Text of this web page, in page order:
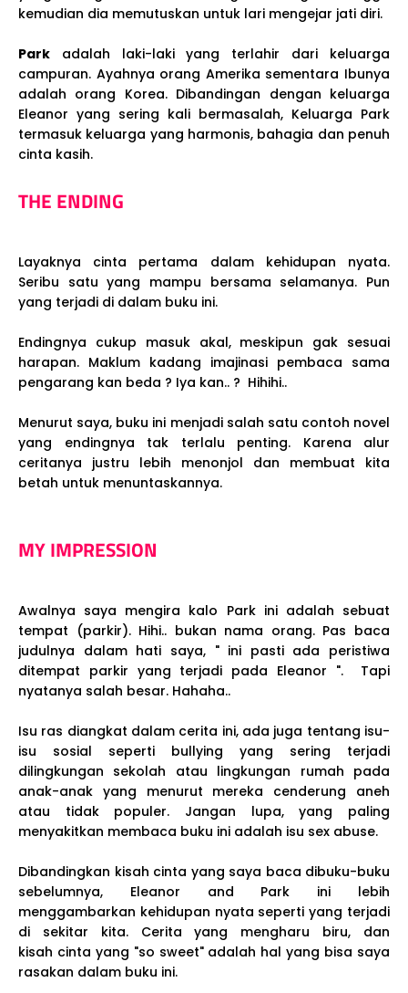
kemudian dia memutuskan untuk lari mengejar jati diri.
Park adalah laki-laki yang terlahir dari keluarga
campuran. Ayahnya orang Amerika sementara Ibunya
adalah orang Korea. Dibandingan dengan keluarga
Eleanor yang sering kali bermasalah, Keluarga Park
termasuk keluarga yang harmonis, bahagia dan penuh
cinta kasih.
THE ENDING
Layaknya cinta pertama dalam kehidupan nyata.
Seribu satu yang mampu bersama selamanya. Pun
yang terjadi di dalam buku ini.
Endingnya cukup masuk akal, meskipun gak sesuai
harapan. Maklum kadang imajinasi pembaca sama
pengarang kan beda ? Iya kan.. ? Hihihi..
Menurut saya, buku ini menjadi salah satu contoh novel
yang endingnya tak terlalu penting. Karena alur
ceritanya justru lebih menonjol dan membuat kita
betah untuk menuntaskannya.
MY IMPRESSION
Awalnya saya mengira kalo Park ini adalah sebuat
tempat (parkir). Hihi.. bukan nama orang. Pas baca
judulnya dalam hati saya, " ini pasti ada peristiwa
ditempat parkir yang terjadi pada Eleanor ". Tapi
nyatanya salah besar. Hahaha..
Isu ras diangkat dalam cerita ini, ada juga tentang isu-
isu sosial seperti bullying yang sering terjadi
dilingkungan sekolah atau lingkungan rumah pada
anak-anak yang menurut mereka cenderung aneh
atau tidak populer. Jangan lupa, yang paling
menyakitkan membaca buku ini adalah isu sex abuse.
Dibandingkan kisah cinta yang saya baca dibuku-buku
sebelumnya, Eleanor and Park ini lebih
menggambarkan kehidupan nyata seperti yang terjadi
di sekitar kita. Cerita yang mengharu biru, dan
kisah cinta yang "so sweet" adalah hal yang bisa saya
rasakan dalam buku ini.